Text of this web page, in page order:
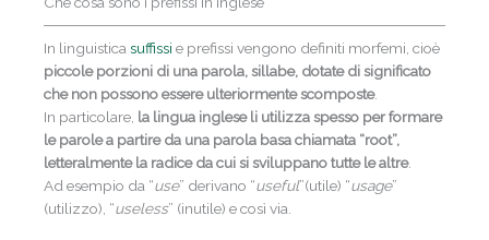
In linguisticasuffissi e prefissi vengono definiti morfemi, cioè
piccole porzioni di una parola, sillabe, dotate di significato
che non possono essere ulteriormente scomposte.
In particolare, la lingua inglese li utilizza spesso per formare
le parole a partire da una parola basa chiamata “root”,
letteralmente la radice da cui si sviluppano tutte le altre.
Ad esempio da “use” derivano “useful”(utile) “usage”
(utilizzo), “useless” (inutile) e così via.